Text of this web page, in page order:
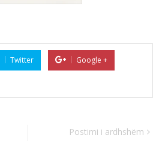
Twitter
Google +
Postimi i ardhshëm